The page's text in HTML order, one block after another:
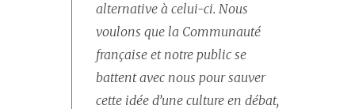
alternative à celui-ci. Nous
voulons que la Communauté
française et notre public se
battent avec nous pour sauver
cette idée d’une culture en débat,